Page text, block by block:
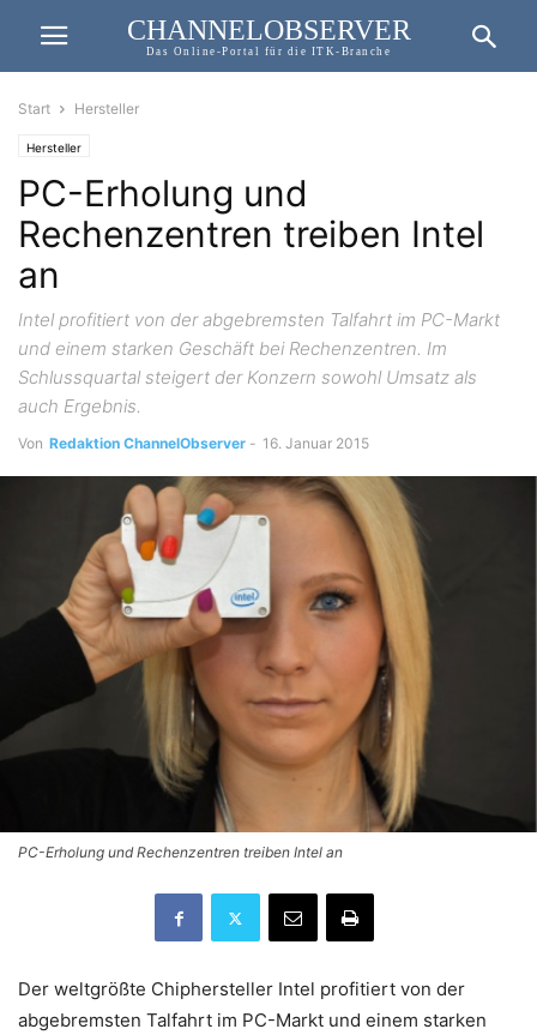
CHANNELOBSERVER
Das Online-Portal für die ITK-Branche
Start Hersteller
Hersteller
PC-Erholung und
Rechenzentren treiben Intel
an
Intel profitiert von der abgebremsten Talfahrt im PC-Markt
und einem starken Geschäft bei Rechenzentren. Im
Schlussquartal steigert der Konzern sowohl Umsatz als
auch Ergebnis.
Von Redaktion ChannelObserver - 16. Januar 2015
PC-Erholung und Rechenzentren treiben Intel an
Der weltgrößte Chiphersteller Intel profitiert von der
abgebremsten Talfahrt im PC-Markt und einem starken